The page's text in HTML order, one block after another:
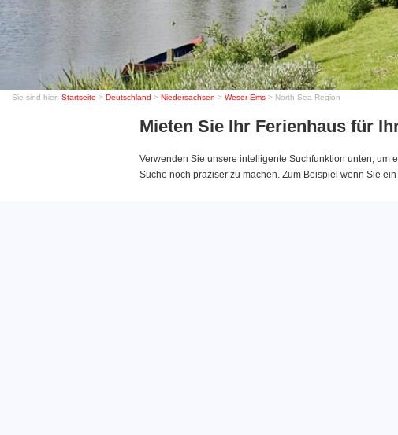
Sie sind hier: Startseite > Deutschland > Niedersachsen > Weser-Ems > North Sea Region
Mieten Sie Ihr Ferienhaus für
Verwenden Sie unsere intelligente Suchfunktion unten, um
Suche noch präziser zu machen. Zum Beispiel wenn Sie